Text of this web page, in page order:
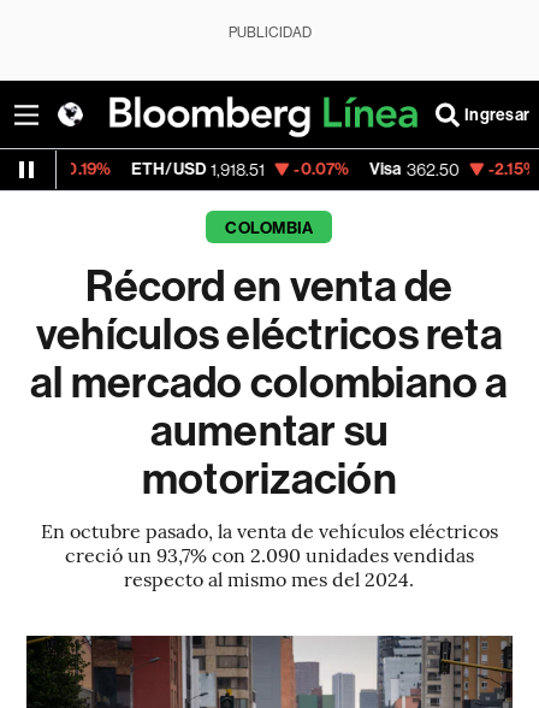
PUBLICIDAD
Ingresar
ETH/USD 1,918.51 -0.07% Visa 362.50 -2.15%
COLOMBIA
Récord en venta de
vehículos eléctricos reta
al mercado colombiano a
aumentar su
motorización
En octubre pasado, la venta de vehículos eléctricos
creció un 93,7% con 2.090 unidades vendidas
respecto al mismo mes del 2024.